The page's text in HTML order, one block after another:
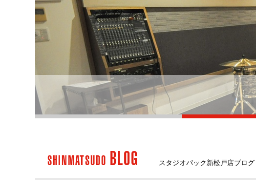
SHINMATSUDO BLOG スタジオパック新松戸店ブログ